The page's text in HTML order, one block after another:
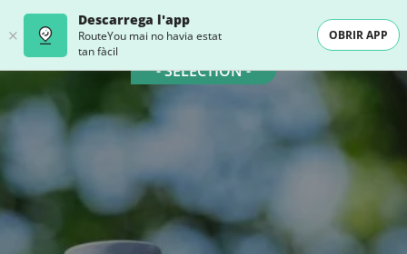
Descarrega l'app
RouteYou mai no havia estat
tan fàcil
OBRIR APP
- SELECTION -